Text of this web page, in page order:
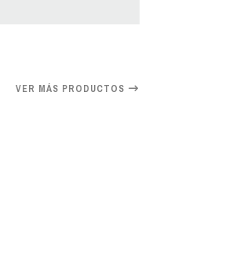
VER MÁS PRODUCTOS